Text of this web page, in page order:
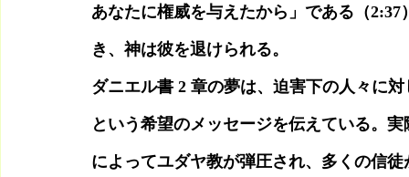
あなたに権威を与えたから」である（
き、神は彼を退けられる。
ダニエル書 2 章の夢は、迫害下の人々に
という希望のメッセージを伝えている。
によってユダヤ教が弾圧され、多くの信